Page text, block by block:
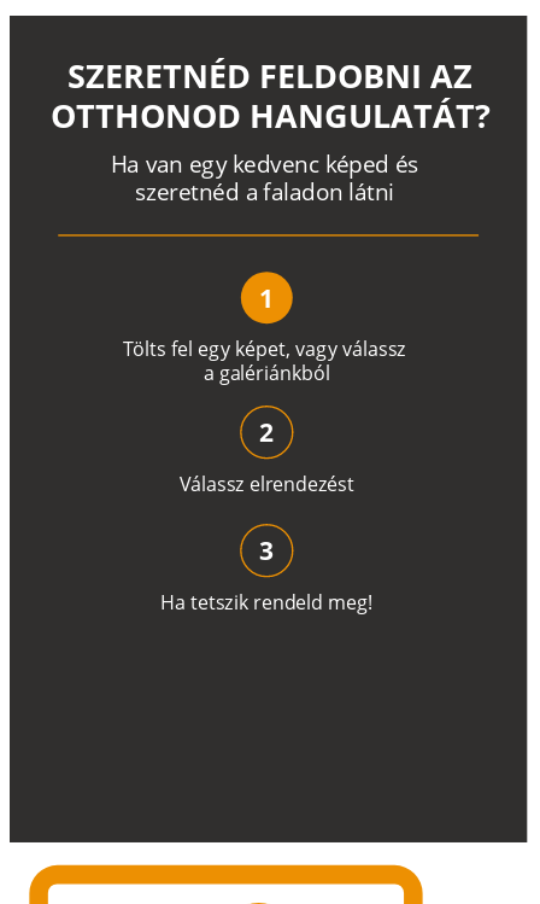
Tölts fel egy képet, vagyválassz
a galériánkból
Ha van egy kedvenc képed és
szeretnéd a faladon látni
SZERETNÉD FELDOBNI AZ
OTTHONOD HANGULATÁT?
1
Válassz elrendezést
2
Ha tetszik rendeld meg!
3